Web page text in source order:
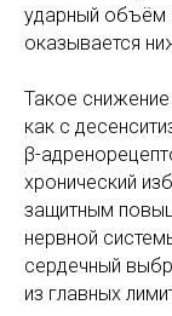
ударный объём
оказывается
Такое
как с
β-
хронический
защитным
нервной
сердечный
из главных